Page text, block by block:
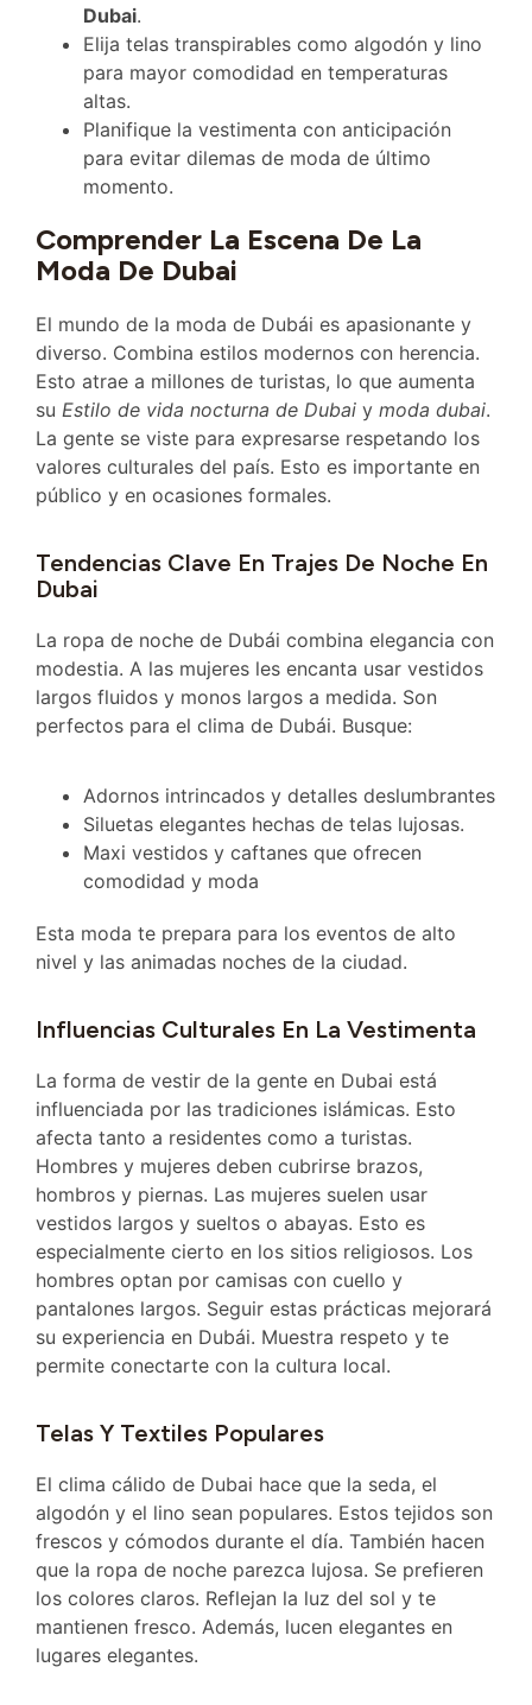
Dubai.
Elija telas transpirables como algodón y lino
para mayor comodidad en temperaturas
altas.
Planifique la vestimenta con anticipación
para evitar dilemas de moda de último
momento.
Comprender La Escena De La
Moda De Dubai
El mundo de la moda de Dubái es apasionante y
diverso. Combina estilos modernos con herencia.
Esto atrae a millones de turistas, lo que aumenta
su Estilo de vida nocturna de Dubai y moda dubai.
La gente se viste para expresarse respetando los
valores culturales del país. Esto es importante en
público y en ocasiones formales.
Tendencias Clave En Trajes De Noche En
Dubai
La ropa de noche de Dubái combina elegancia con
modestia. A las mujeres les encanta usar vestidos
largos fluidos y monos largos a medida. Son
perfectos para el clima de Dubái. Busque:
Adornos intrincados y detalles deslumbrantes
Siluetas elegantes hechas de telas lujosas.
Maxi vestidos y caftanes que ofrecen
comodidad y moda
Esta moda te prepara para los eventos de alto
nivel y las animadas noches de la ciudad.
Influencias Culturales En La Vestimenta
La forma de vestir de la gente en Dubai está
influenciada por las tradiciones islámicas. Esto
afecta tanto a residentes como a turistas.
Hombres y mujeres deben cubrirse brazos,
hombros y piernas. Las mujeres suelen usar
vestidos largos y sueltos o abayas. Esto es
especialmente cierto en los sitios religiosos. Los
hombres optan por camisas con cuello y
pantalones largos. Seguir estas prácticas mejorará
su experiencia en Dubái. Muestra respeto y te
permite conectarte con la cultura local.
Telas Y Textiles Populares
El clima cálido de Dubai hace que la seda, el
algodón y el lino sean populares. Estos tejidos son
frescos y cómodos durante el día. También hacen
que la ropa de noche parezca lujosa. Se prefieren
los colores claros. Reflejan la luz del sol y te
mantienen fresco. Además, lucen elegantes en
lugares elegantes.